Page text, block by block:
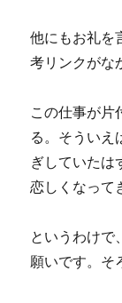
他にもお礼を
考リンクがな
この仕事が片
る。そういえ
ぎしていたは
恋しくなって
というわけで
願いです。そ